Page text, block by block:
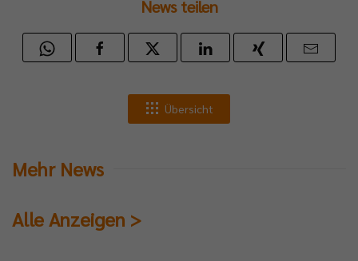
News teilen
Übersicht
Mehr News
Alle Anzeigen >